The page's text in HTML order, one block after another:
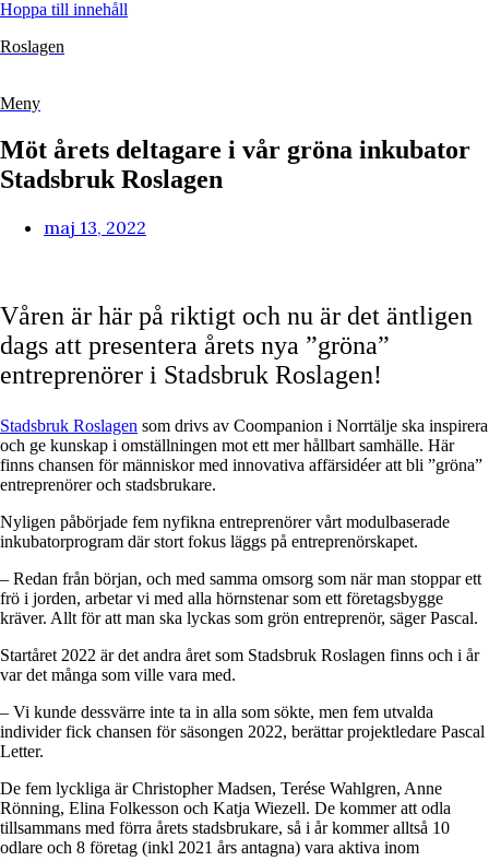
Hoppa till innehåll
Roslagen
Meny
Möt årets deltagare i vår gröna inkubator
Stadsbruk Roslagen
maj 13, 2022
Våren är här på riktigt och nu är det äntligen
dags att presentera årets nya ”gröna”
entreprenörer i Stadsbruk Roslagen!
Stadsbruk Roslagen som drivs av Coompanion i Norrtälje ska inspirera
och ge kunskap i omställningen mot ett mer hållbart samhälle. Här
finns chansen för människor med innovativa affärsidéer att bli ”gröna”
entreprenörer och stadsbrukare.
Nyligen påbörjade fem nyfikna entreprenörer vårt modulbaserade
inkubatorprogram där stort fokus läggs på entreprenörskapet.
– Redan från början, och med samma omsorg som när man stoppar ett
frö i jorden, arbetar vi med alla hörnstenar som ett företagsbygge
kräver. Allt för att man ska lyckas som grön entreprenör, säger Pascal.
Startåret 2022 är det andra året som Stadsbruk Roslagen finns och i år
var det många som ville vara med.
– Vi kunde dessvärre inte ta in alla som sökte, men fem utvalda
individer fick chansen för säsongen 2022, berättar projektledare Pascal
Letter.
De fem lyckliga är Christopher Madsen, Terése Wahlgren, Anne
Rönning, Elina Folkesson och Katja Wiezell. De kommer att odla
tillsammans med förra årets stadsbrukare, så i år kommer alltså 10
odlare och 8 företag (inkl 2021 års antagna) vara aktiva inom